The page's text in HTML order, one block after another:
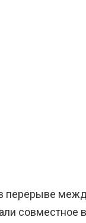
перерыве
совместное